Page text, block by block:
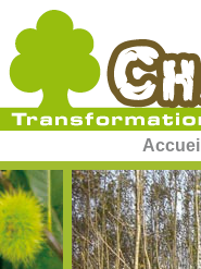
Accueil